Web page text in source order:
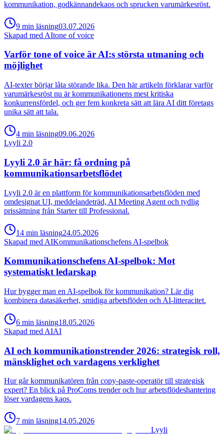
kommunikation, godkännandekaos och sprucken varumärkesröst.
9 min läsning03.07.2026
Skapad med AItone of voice
Varför tone of voice är AI:s största utmaning och
möjlighet
AI-texter börjar låta störande lika. Den här artikeln förklarar varför
varumärkesröst nu är kommunikationens mest kritiska
konkurrensfördel, och ger fem konkreta sätt att lära AI ditt företags
unika sätt att tala.
4 min läsning09.06.2026
Lyyli 2.0
Lyyli 2.0 är här: få ordning på
kommunikationsarbetsflödet
Lyyli 2.0 är en plattform för kommunikationsarbetsflöden med
omdesignat UI, meddelandeträd, AI Meeting Agent och tydlig
prissättning från Starter till Professional.
14 min läsning24.05.2026
Skapad med AIKommunikationschefens AI-spelbok
Kommunikationschefens AI-spelbok: Mot
systematiskt ledarskap
Hur bygger man en AI-spelbok för kommunikation? Lär dig
kombinera datasäkerhet, smidiga arbetsflöden och AI-litteracitet.
6 min läsning18.05.2026
Skapad med AIAI
AI och kommunikationstrender 2026: strategisk roll,
mänsklighet och vardagens verklighet
Hur går kommunikatören från copy-paste-operatör till strategisk
expert? En blick på ProComs trender och hur arbetsflödeshantering
löser vardagens kaos.
7 min läsning14.05.2026
Lyyli